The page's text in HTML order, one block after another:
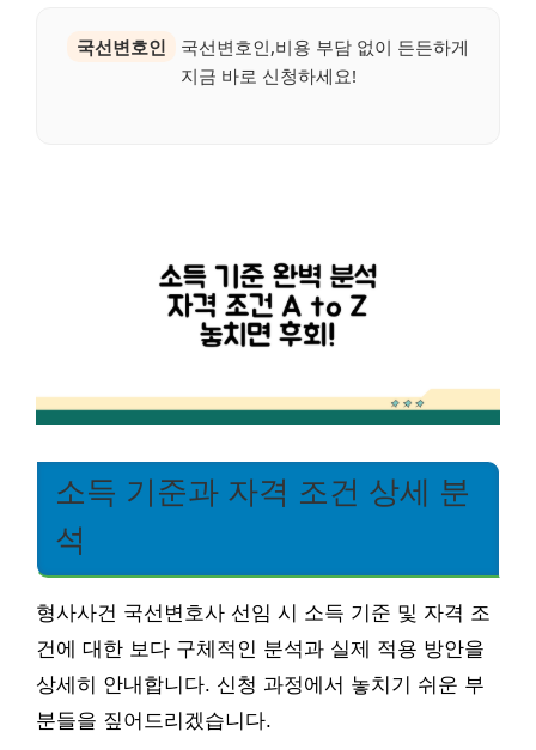
국선변호인
국선변호인,비용 부담 없이 든든하게
지금 바로 신청하세요!
소득 기준과 자격 조건 상세 분
석
형사사건 국선변호사 선임 시 소득 기준 및 자격 조
건에 대한 보다 구체적인 분석과 실제 적용 방안을
상세히 안내합니다. 신청 과정에서 놓치기 쉬운 부
분들을 짚어드리겠습니다.